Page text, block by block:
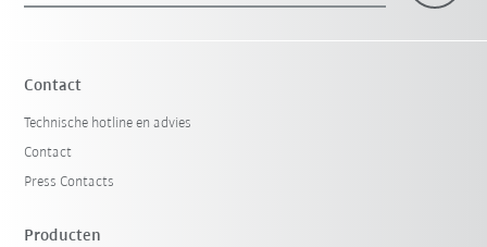
Contact
Technische hotline en advies
Contact
Press Contacts
Producten